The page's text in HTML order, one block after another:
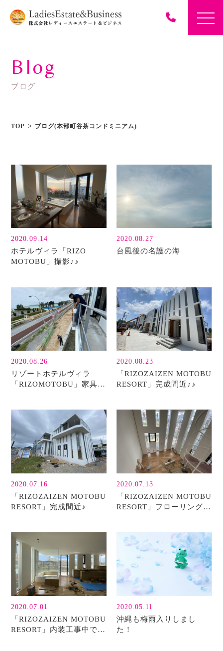
Blog
ブログ
TOP ブログ(本部町谷茶コンドミニアム)
2020.09.14
ホテルヴィラ「RIZO
MOTOBU」撮影♪♪
2020.08.27
台風後の名護の海
2020.08.26
リゾートホテルヴィラ
「RIZOMOTOBU」家具搬
2020.08.23
「RIZOZAIZEN MOTOBU
RESORT」完成間近♪♪
2020.07.16
「RIZOZAIZEN MOTOBU
RESORT」完成間近♪
2020.07.13
「RIZOZAIZEN MOTOBU
RESORT」フローリングが
2020.07.01
「RIZOZAIZEN MOTOBU
RESORT」内装工事中で
2020.05.11
沖縄も梅雨入りしまし
た！